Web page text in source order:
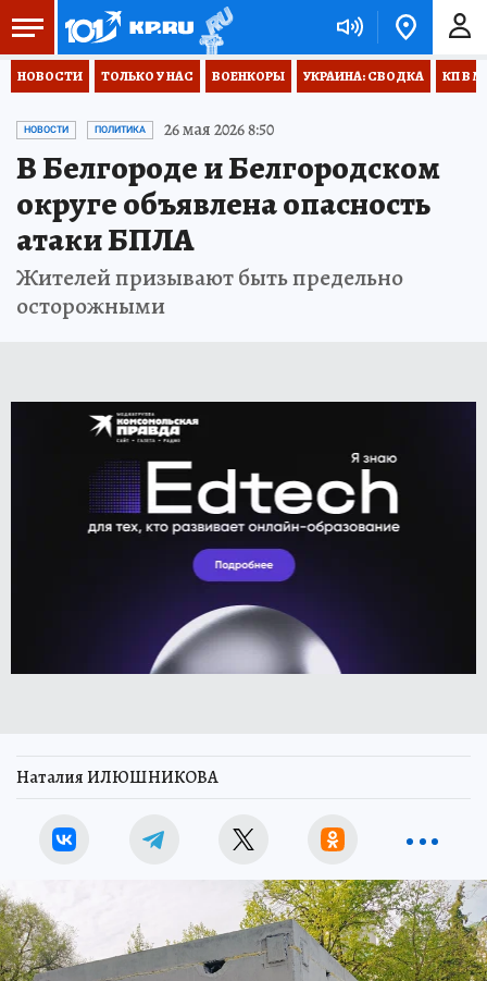
НОВОСТИ ТОЛЬКО У НАС ВОЕНКОРЫ УКРАИНА: СВОДКА КП В
НОВОСТИ ПОЛИТИКА 26 мая 2026 8:50
В Белгороде и Белгородском
округе объявлена опасность
атаки БПЛА
Жителей призывают быть предельно
осторожными
Наталия ИЛЮШНИКОВА